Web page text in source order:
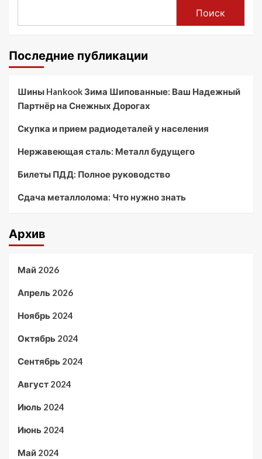
Поиск
Последние публикации
Шины Hankook Зима Шипованные: Ваш Надежный
Партнёр на Снежных Дорогах
Скупка и прием радиодеталей у населения
Нержавеющая сталь: Металл будущего
Билеты ПДД: Полное руководство
Сдача металлолома: Что нужно знать
Архив
Май 2026
Апрель 2026
Ноябрь 2024
Октябрь 2024
Сентябрь 2024
Август 2024
Июль 2024
Июнь 2024
Май 2024